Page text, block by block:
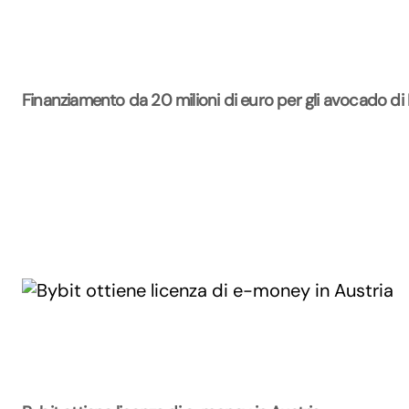
Finanziamento da 20 milioni di euro per gli avocado di